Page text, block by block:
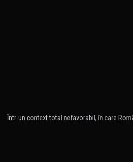
Într-un context total nefavorabil, în care